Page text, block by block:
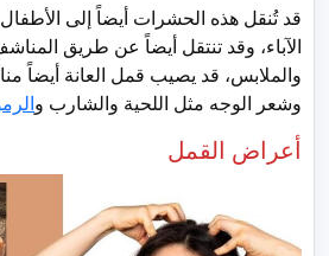
قد تُنقل هذه الحشرات أيضاً إلى
الآباء، وقد تنتقل أيضاً عن طريق
والملابس، قد يصيب قمل العانة أيضاً
وشعر الوجه مثل اللحية والشارب و
أعراض القمل